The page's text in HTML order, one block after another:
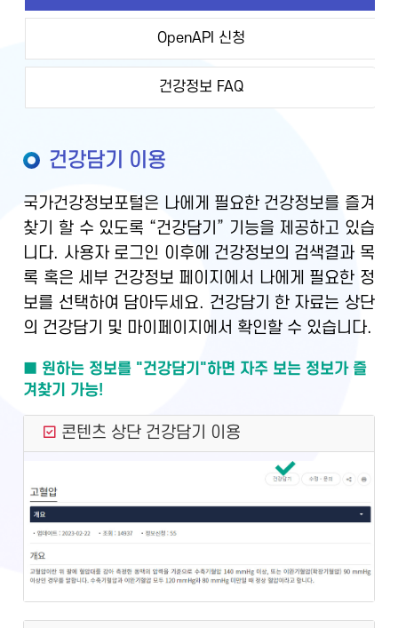
OpenAPI 신청
건강정보 FAQ
건강담기 이용
국가건강정보포털은 나에게 필요한 건강정보를 즐겨
찾기 할 수 있도록 “건강담기” 기능을 제공하고 있습
니다. 사용자 로그인 이후에 건강정보의 검색결과 목
록 혹은 세부 건강정보 페이지에서 나에게 필요한 정
보를 선택하여 담아두세요. 건강담기 한 자료는 상단
의 건강담기 및 마이페이지에서 확인할 수 있습니다.
■ 원하는 정보를 "건강담기"하면 자주 보는 정보가 즐
겨찾기 가능!
콘텐츠 상단 건강담기 이용